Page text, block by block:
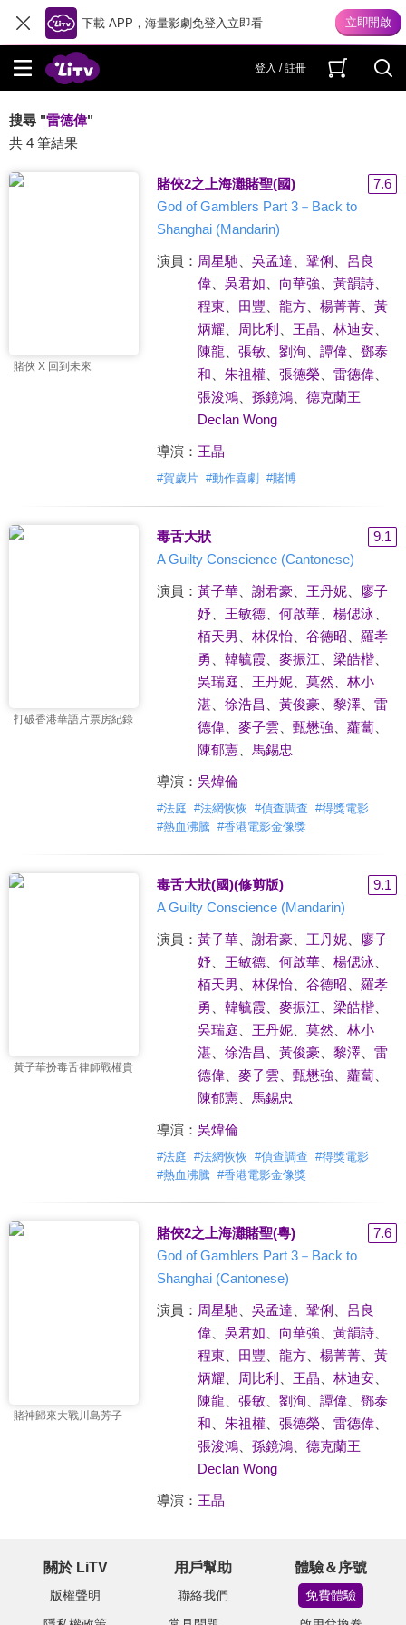
下載 APP，海量影劇免登入立即看
登入 / 註冊
搜尋 "雷德偉"
共 4 筆結果
賭俠 X 回到未來
賭俠2之上海灘賭聖(國)
7.6
God of Gamblers Part 3－Back to
Shanghai (Mandarin)
演員： 周星馳 吳孟達 鞏俐
呂良
偉、 吳君如 向華強 黃韻詩、
程東
田豐 龍方、 楊菁菁、 黃
炳耀
周比利 王晶 林迪安、
陳龍
張敏、 劉洵 譚偉、 鄧泰
和
朱祖權、 張德榮、 雷德偉、
張浚鴻、 孫鏡鴻、 德克蘭王
Declan Wong
導演： 王晶
#賀歲片 #動作喜劇 #賭博
打破香港華語片票房紀錄
毒舌大狀
9.1
A Guilty Conscience (Cantonese)
演員： 黃子華、 謝君豪 王丹妮、 廖子
妤、 王敏德、 何啟華、 楊偲泳
栢天男
林保怡、 谷德昭
羅孝
勇
韓毓霞、 麥振江 梁皓楷、
吳瑞庭
王丹妮、 莫然
林小
湛、 徐浩昌 黃俊豪 黎澤、 雷
德偉、 麥子雲、 甄懋強 蘿蔔、
陳郁憲、 馬錫忠
導演： 吳煒倫
#法庭 #法網恢恢 #偵查調查 #得獎電影
#熱血沸騰 #香港電影金像獎
黃子華扮毒舌律師戰權貴
毒舌大狀(國)(修剪版)
9.1
A Guilty Conscience (Mandarin)
演員： 黃子華、 謝君豪 王丹妮、 廖子
妤、 王敏德、 何啟華、 楊偲泳
栢天男
林保怡、 谷德昭
羅孝
勇
韓毓霞、 麥振江 梁皓楷、
吳瑞庭
王丹妮、 莫然
林小
湛、 徐浩昌 黃俊豪 黎澤、 雷
德偉、 麥子雲、 甄懋強 蘿蔔、
陳郁憲、 馬錫忠
導演： 吳煒倫
#法庭 #法網恢恢 #偵查調查 #得獎電影
#熱血沸騰 #香港電影金像獎
賭神歸來大戰川島芳子
賭俠2之上海灘賭聖(粵)
7.6
God of Gamblers Part 3－Back to
Shanghai (Cantonese)
演員： 周星馳 吳孟達 鞏俐
呂良
偉、 吳君如 向華強 黃韻詩、
程東
田豐 龍方、 楊菁菁、 黃
炳耀
周比利 王晶 林迪安、
陳龍
張敏、 劉洵 譚偉、 鄧泰
和
朱祖權、 張德榮、 雷德偉、
張浚鴻、 孫鏡鴻、 德克蘭王
Declan Wong
導演： 王晶
關於 LiTV
版權聲明
用戶幫助
聯絡我們
體驗＆序號
免費體驗